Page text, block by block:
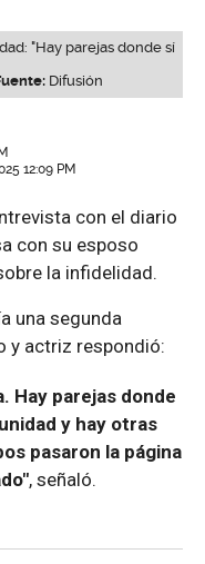
"Hay parejas donde sí
Difusión
12:09 PM
con el diario
con su esposo
la infidelidad.
una segunda
y actriz respondió:
Hay parejas donde
y hay otras
pasaron la página
, señaló.